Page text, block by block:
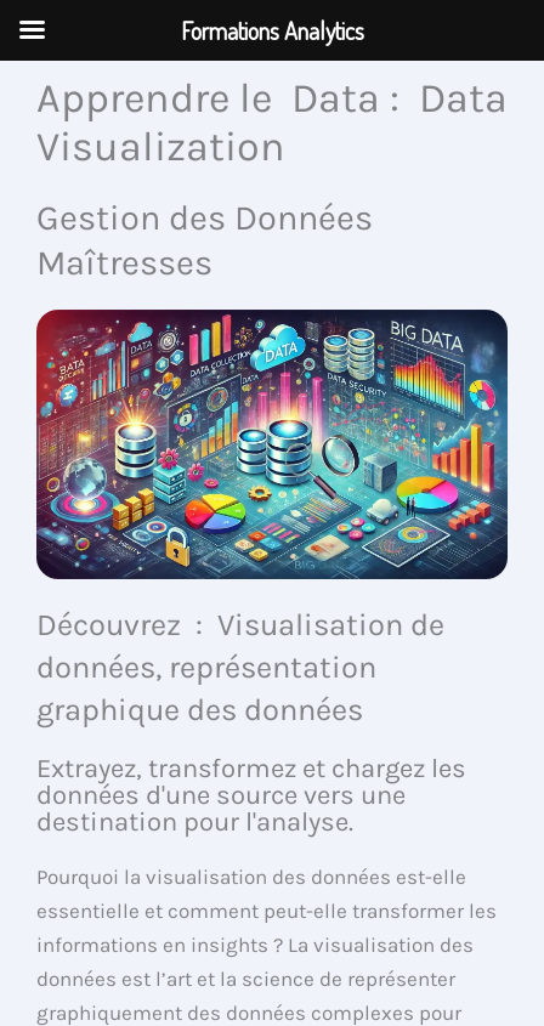
Aller
contenuApprendre le Data : Data
Visualization
Gestion des Données
Maîtresses
Découvrez : Visualisation de
données, représentation
graphique des données
Extrayez, transformez et chargez les
données d'une source vers une
destination pour l'analyse.
Pourquoi la visualisation des données est-elle
essentielle et comment peut-elle transformer les
informations en insights ? La visualisation des
données est l’art et la science de représenter
graphiquement des données complexes pour
Formations Analytics